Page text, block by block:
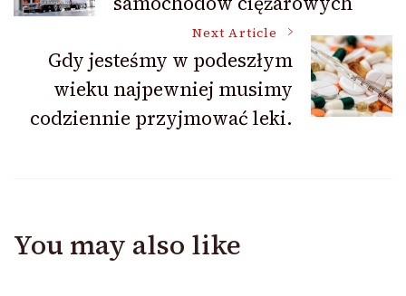
NavigationNext Article
Gdy jesteśmy w podeszłym
wieku najpewniej musimy
codziennie przyjmować leki.
You may also like